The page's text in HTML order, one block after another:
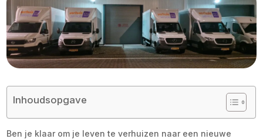
Inhoudsopgave
Ben je klaar om je leven te verhuizen naar een nieuwe